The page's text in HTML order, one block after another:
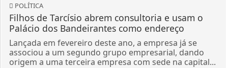
POLÍTICA
Filhos de Tarcísio abrem consultoria e usam o
Palácio dos Bandeirantes como endereço
Lançada em fevereiro deste ano, a empresa já se
associou a um segundo grupo empresarial, dando
origem a uma terceira empresa com sede na capital...